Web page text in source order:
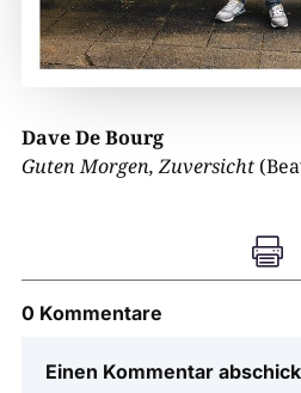
Dave De Bourg
Guten Morgen, Zuversicht

0 Kommentare
Einen Kommentar